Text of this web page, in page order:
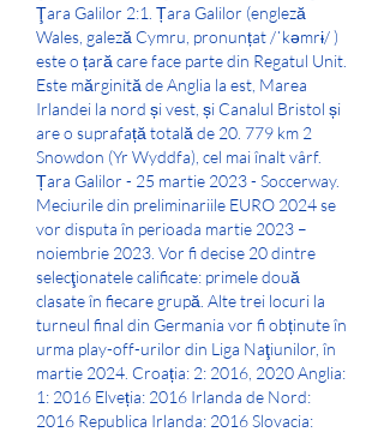
Ţara Galilor 2:1. Țara Galilor (engleză
Wales, galeză Cymru, pronunțat /ˈkəmrɨ/ )
este o țară care face parte din Regatul Unit.
Este mărginită de Anglia la est, Marea
Irlandei la nord și vest, și Canalul Bristol și
are o suprafață totală de 20. 779 km 2
Snowdon (Yr Wyddfa), cel mai înalt vârf.
Țara Galilor - 25 martie 2023 - Soccerway.
Meciurile din preliminariile EURO 2024 se
vor disputa în perioada martie 2023 –
noiembrie 2023. Vor fi decise 20 dintre
selecţionatele calificate: primele două
clasate în fiecare grupă. Alte trei locuri la
turneul final din Germania vor fi obținute în
urma play-off-urilor din Liga Naţiunilor, în
martie 2024. Croația: 2: 2016, 2020 Anglia:
1: 2016 Elveția: 2016 Irlanda de Nord:
2016 Republica Irlanda: 2016 Slovacia: